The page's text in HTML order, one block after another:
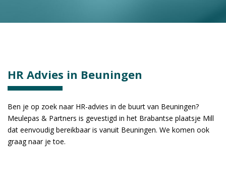
HR Advies in Beuningen
Ben je op zoek naar HR-advies in de buurt van Beuningen?
Meulepas & Partners is gevestigd in het Brabantse plaatsje Mill
dat eenvoudig bereikbaar is vanuit Beuningen. We komen ook
graag naar je toe.